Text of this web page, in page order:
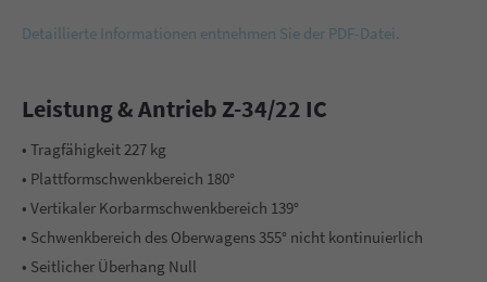
Detaillierte Informationen entnehmen Sie der PDF-Datei.
Leistung & Antrieb Z-34/22 IC
• Tragfähigkeit 227 kg
• Plattformschwenkbereich 180°
• Vertikaler Korbarmschwenkbereich 139°
• Schwenkbereich des Oberwagens 355° nicht kontinuierlich
• Seitlicher Überhang Null